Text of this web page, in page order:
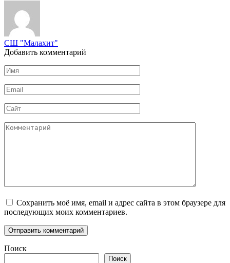
СШ "Малахит"
Добавить комментарий
Имя
*
Email
*
Сайт
Комментарий
Сохранить моё имя, email и адрес сайта в этом браузере для
последующих моих комментариев.
Поиск
Поиск